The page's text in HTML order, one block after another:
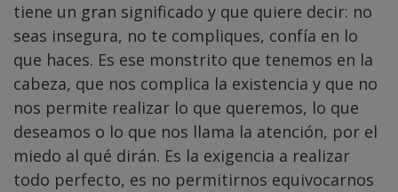
tiene un gran significado y que quiere decir: no
seas insegura, no te compliques, confía en lo
que haces. Es ese monstrito que tenemos en la
cabeza, que nos complica la existencia y que no
nos permite realizar lo que queremos, lo que
deseamos o lo que nos llama la atención, por el
miedo al qué dirán. Es la exigencia a realizar
todo perfecto, es no permitirnos equivocarnos